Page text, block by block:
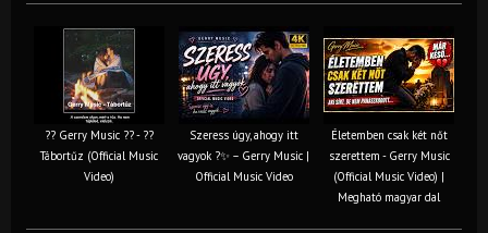
?? Gerry Music ?? - ??
Tábortűz (Official Music
Video)
Szeress úgy, ahogy itt
vagyok ?✨ – Gerry Music |
Official Music Video
Életemben csak két nőt
szerettem - Gerry Music
(Official Music Video) |
Megható magyar dal